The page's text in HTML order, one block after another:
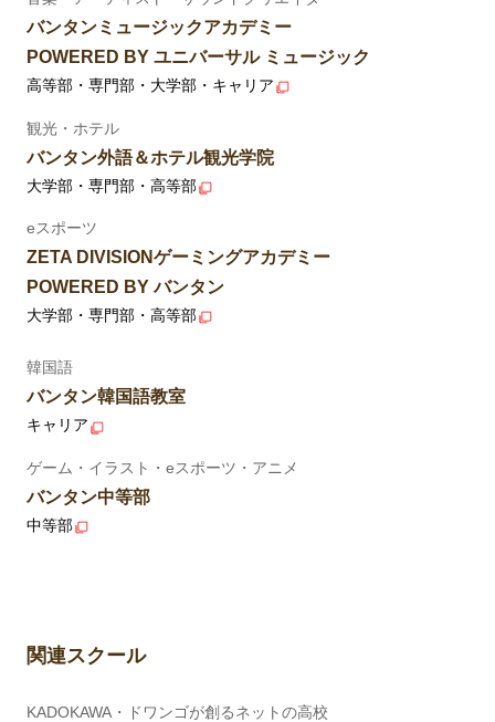
バンタンミュージックアカデミー
POWERED BY ユニバーサル ミュージック
高等部・専門部・大学部・キャリア
観光・ホテル
バンタン外語＆ホテル観光学院
大学部・専門部・高等部
eスポーツ
ZETA DIVISIONゲーミングアカデミー
POWERED BY バンタン
大学部・専門部・高等部
韓国語
バンタン韓国語教室
キャリア
ゲーム・イラスト・eスポーツ・アニメ
バンタン中等部
中等部
関連スクール
KADOKAWA・ドワンゴが創るネットの高校